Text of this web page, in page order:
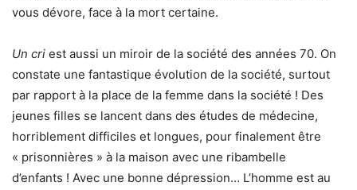
vous dévore, face à la mort certaine.
Un cri est aussi un miroir de la société des années 70. On
constate une fantastique évolution de la société, surtout
par rapport à la place de la femme dans la société ! Des
jeunes filles se lancent dans des études de médecine,
horriblement difficiles et longues, pour finalement être
« prisonnières » à la maison avec une ribambelle
d’enfants ! Avec une bonne dépression… L’homme est au